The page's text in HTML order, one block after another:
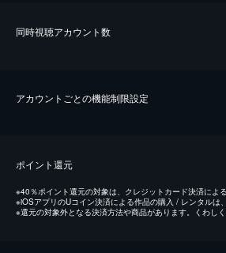
同時視聴アカウント数
アカウントごとの機能制限設定
ポイント還元
※40％ポイント還元の対象は、クレジットカード決済によ
※iOSアプリのUコイン決済による作品の購入 / レンタルは
※還元の対象外となる決済方法や商品があります。くわし